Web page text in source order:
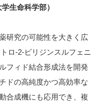
生命科学部）
研究の可能性を大きく広
ロ-2-ピリジンスルフェニ
フィド結合形成法を開発
ドの高純度かつ高効率な
合成機にも応用でき、複